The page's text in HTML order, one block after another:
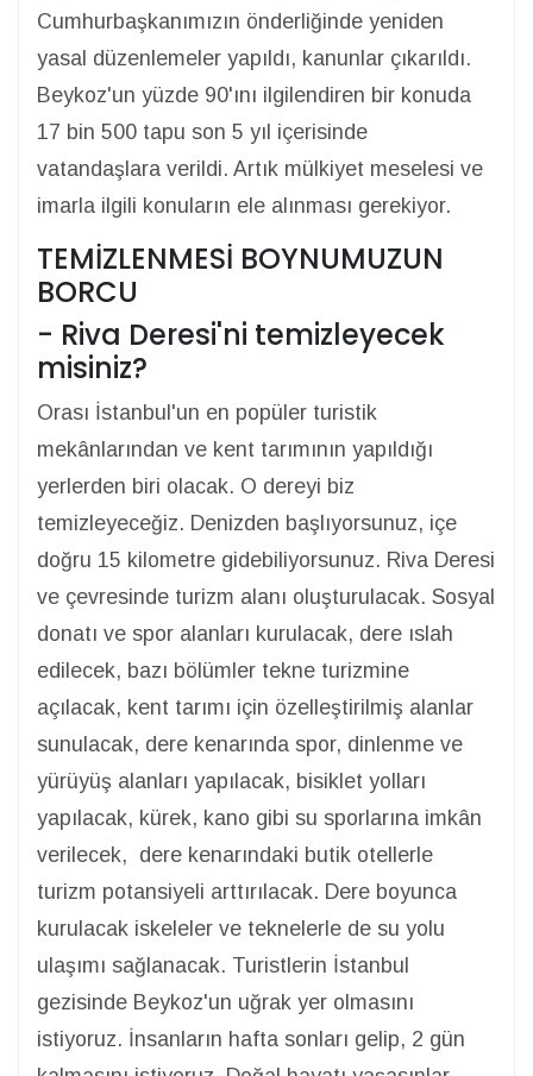
Cumhurbaşkanımızın önderliğinde yeniden
yasal düzenlemeler yapıldı, kanunlar çıkarıldı.
Beykoz'un yüzde 90'ını ilgilendiren bir konuda
17 bin 500 tapu son 5 yıl içerisinde
vatandaşlara verildi. Artık mülkiyet meselesi ve
imarla ilgili konuların ele alınması gerekiyor.
TEMİZLENMESİ BOYNUMUZUN
BORCU
- Riva Deresi'ni temizleyecek
misiniz?
Orası İstanbul'un en popüler turistik
mekânlarından ve kent tarımının yapıldığı
yerlerden biri olacak. O dereyi biz
temizleyeceğiz. Denizden başlıyorsunuz, içe
doğru 15 kilometre gidebiliyorsunuz. Riva Deresi
ve çevresinde turizm alanı oluşturulacak. Sosyal
donatı ve spor alanları kurulacak, dere ıslah
edilecek, bazı bölümler tekne turizmine
açılacak, kent tarımı için özelleştirilmiş alanlar
sunulacak, dere kenarında spor, dinlenme ve
yürüyüş alanları yapılacak, bisiklet yolları
yapılacak, kürek, kano gibi su sporlarına imkân
verilecek, dere kenarındaki butik otellerle
turizm potansiyeli arttırılacak. Dere boyunca
kurulacak iskeleler ve teknelerle de su yolu
ulaşımı sağlanacak. Turistlerin İstanbul
gezisinde Beykoz'un uğrak yer olmasını
istiyoruz. İnsanların hafta sonları gelip, 2 gün